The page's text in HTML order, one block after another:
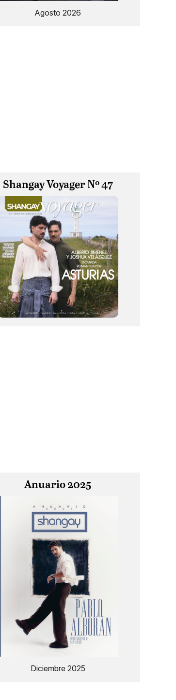
Agosto 2026
Shangay Voyager Nº 47
Anuario 2025
Diciembre 2025